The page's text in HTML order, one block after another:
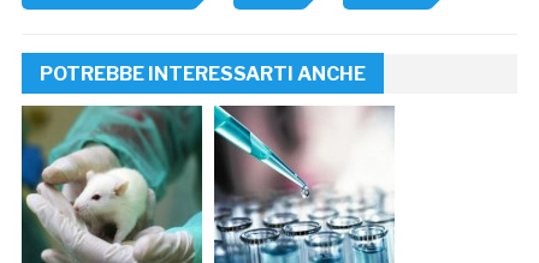
POTREBBE INTERESSARTI ANCHE